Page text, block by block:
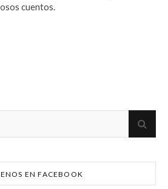
cuentos.
EN FACEBOOK